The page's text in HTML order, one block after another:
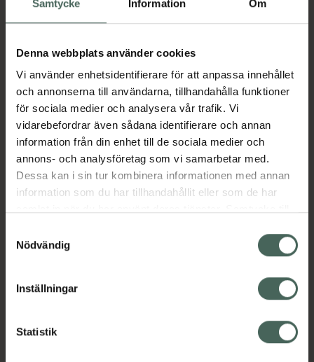
Samtycke Information Om
Denna webbplats använder cookies
Vi använder enhetsidentifierare för att anpassa innehållet
och annonserna till användarna, tillhandahålla funktioner
för sociala medier och analysera vår trafik. Vi
vidarebefordrar även sådana identifierare och annan
information från din enhet till de sociala medier och
annons- och analysföretag som vi samarbetar med.
Dessa kan i sin tur kombinera informationen med annan
information som du har tillhandahållit eller som de har
återkalla ditt samtycke via webbplatsens
cookieinställningar. Ett återkallat samtycke påverkar inte
lagligheten av behandling som skett innan återkallelsen.
Nödvändig
Inställningar
Statistik
I apotek:1570 kr
Aktuella erbjudanden
Beskrivning Dölj
EAN:07350124334615
Kronans Apotek finns här för dig. Du hittar oss från Skåne i
syd till Lappland i norr, och online i mobilen och på
hjälpa just dig att må lite bättre. Välkommen att prata